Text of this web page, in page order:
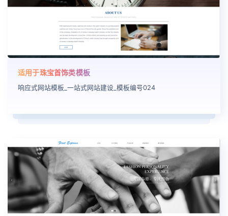
适用于珠宝首饰类模板
响应式网站模板_一站式网站建设_模板编号024